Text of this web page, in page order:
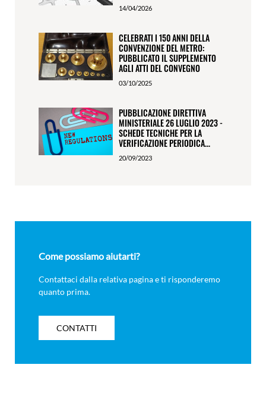
14/04/2026
CELEBRATI I 150 ANNI DELLA
CONVENZIONE DEL METRO:
PUBBLICATO IL SUPPLEMENTO
AGLI ATTI DEL CONVEGNO
03/10/2025
PUBBLICAZIONE DIRETTIVA
MINISTERIALE 26 LUGLIO 2023 -
SCHEDE TECNICHE PER LA
VERIFICAZIONE PERIODICA...
20/09/2023
Come possiamo aiutarti?
Contattaci dalla relativa pagina e ti risponderemo
quanto prima.
CONTATTI